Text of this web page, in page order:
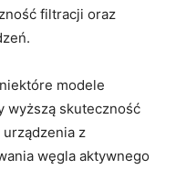
filtracji oraz
modele
wyższą skuteczność
z
węgla aktywnego